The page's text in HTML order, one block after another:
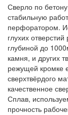
Сверло по
стабильную
перфоратором.
глухих
глубиной до
камня, и других
режущей кромке
сверхтвёрдого
качественное
Сплав,
прочность